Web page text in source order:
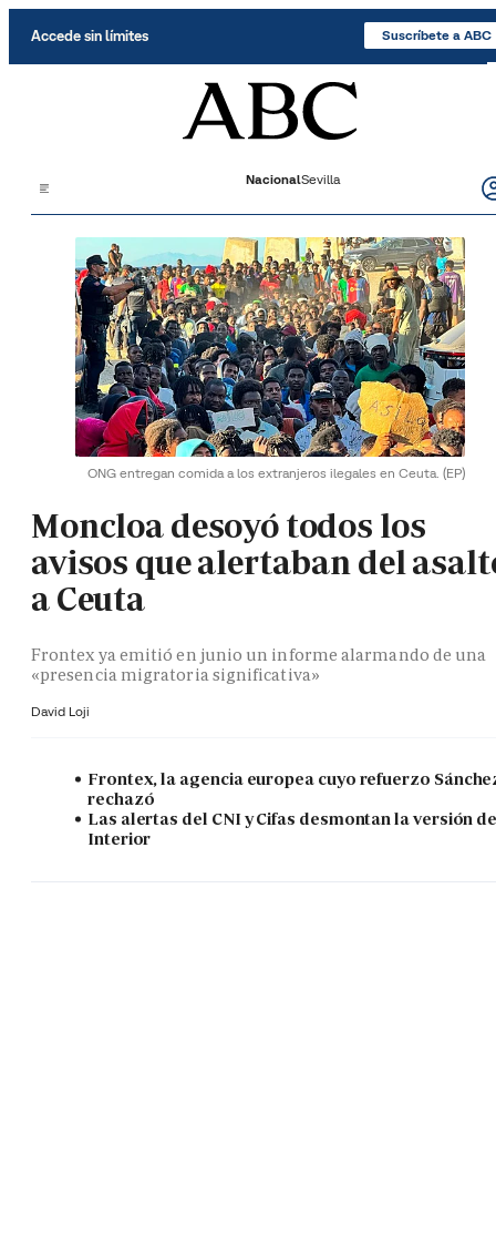
Accede sin límites Suscríbete a ABC
NacionalSevilla
ONG entregan comida a los extranjeros ilegales en Ceuta. (EP)
Moncloa desoyó todos los
avisos que alertaban del
a Ceuta
Frontex ya emitió en junio un informe alarmando de una
«presencia migratoria significativa»
David Loji
Frontex, la agencia europea cuyo refuerzo
rechazó
Las alertas del CNI y Cifas desmontan la versión
Interior